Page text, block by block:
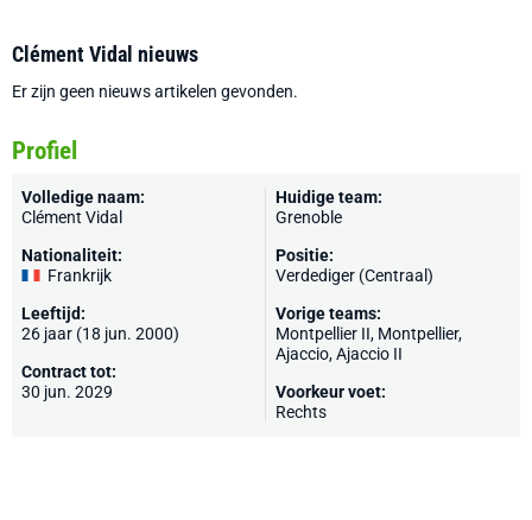
Clément Vidal nieuws
Er zijn geen nieuws artikelen gevonden.
Profiel
Volledige naam:
Clément Vidal
Nationaliteit:
Frankrijk
Leeftijd:
26 jaar (18 jun. 2000)
Contract tot:
30 jun. 2029
Huidige team:
Grenoble
Positie:
Verdediger (Centraal)
Vorige teams:
Montpellier II, Montpellier,
Ajaccio, Ajaccio II
Voorkeur voet:
Rechts